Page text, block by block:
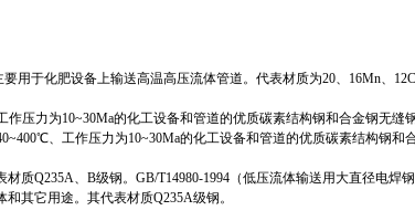
于化肥设备上输送高温高压流体管道。代表材质为20、16Mn、
压力为10~30Ma的化工设备和管道的优质碳素结构钢和合金钢无缝
、工作压力为10~30Ma的化工设备和管道的优质碳素结构钢和
Q235A、B级钢。GB/T14980-1994（低压流体输送用大直径电焊钢
其它用途。其代表材质Q235A级钢。